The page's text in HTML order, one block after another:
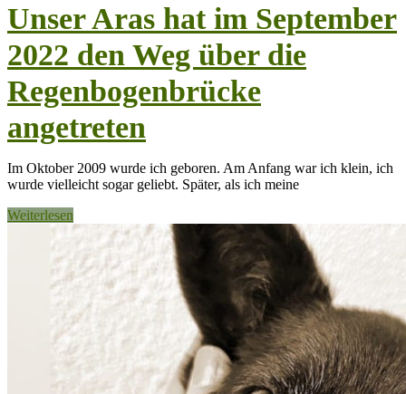
Unser Aras hat im September
2022 den Weg über die
Regenbogenbrücke
angetreten
Im Oktober 2009 wurde ich geboren. Am Anfang war ich klein, ich
wurde vielleicht sogar geliebt. Später, als ich meine
Weiterlesen